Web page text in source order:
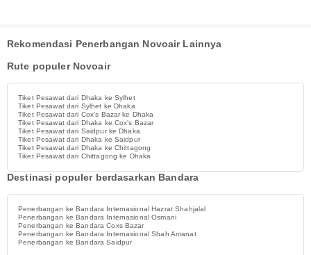
Rekomendasi Penerbangan Novoair Lainnya
Rute populer Novoair
Tiket Pesawat dari Dhaka ke Sylhet
Tiket Pesawat dari Sylhet ke Dhaka
Tiket Pesawat dari Cox's Bazar ke Dhaka
Tiket Pesawat dari Dhaka ke Cox's Bazar
Tiket Pesawat dari Saidpur ke Dhaka
Tiket Pesawat dari Dhaka ke Saidpur
Tiket Pesawat dari Dhaka ke Chittagong
Tiket Pesawat dari Chittagong ke Dhaka
Destinasi populer berdasarkan Bandara
Penerbangan ke Bandara Internasional Hazrat Shahjalal
Penerbangan ke Bandara Internasional Osmani
Penerbangan ke Bandara Coxs Bazar
Penerbangan ke Bandara Internasional Shah Amanat
Penerbangan ke Bandara Saidpur